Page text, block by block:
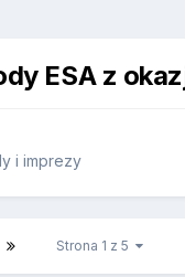
ESA z
i imprezy
Strona 1 z 5